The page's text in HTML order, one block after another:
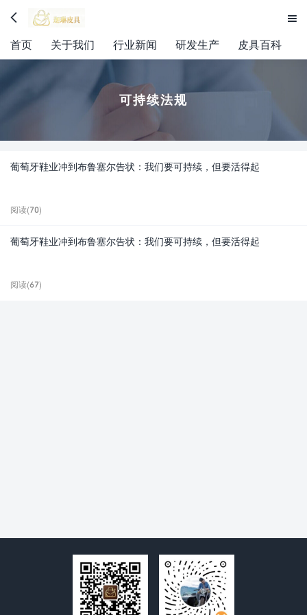
 
首页 关于我们 行业新闻 研发生产 皮具百科
可持续法规
葡萄牙鞋业冲到布鲁塞尔告状：我们要可持续，但要活得起
阅读(70)
葡萄牙鞋业冲到布鲁塞尔告状：我们要可持续，但要活得起
阅读(67)